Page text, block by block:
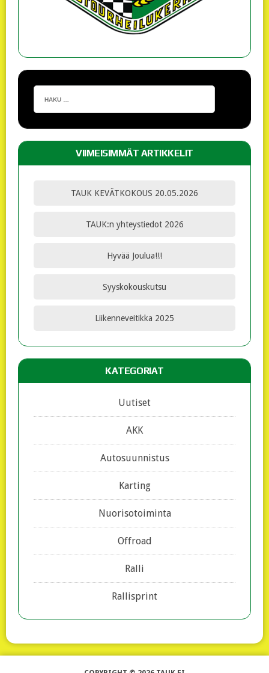
VIIMEISIMMÄT ARTIKKELIT
TAUK KEVÄTKOKOUS 20.05.2026
TAUK:n yhteystiedot 2026
Hyvää Joulua!!!
Syyskokouskutsu
Liikenneveitikka 2025
KATEGORIAT
Uutiset
AKK
Autosuunnistus
Karting
Nuorisotoiminta
Offroad
Ralli
Rallisprint